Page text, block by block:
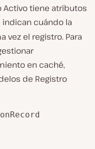
Activo tiene atributos
indican cuándo la
vez el registro. Para
en caché,
de Registro